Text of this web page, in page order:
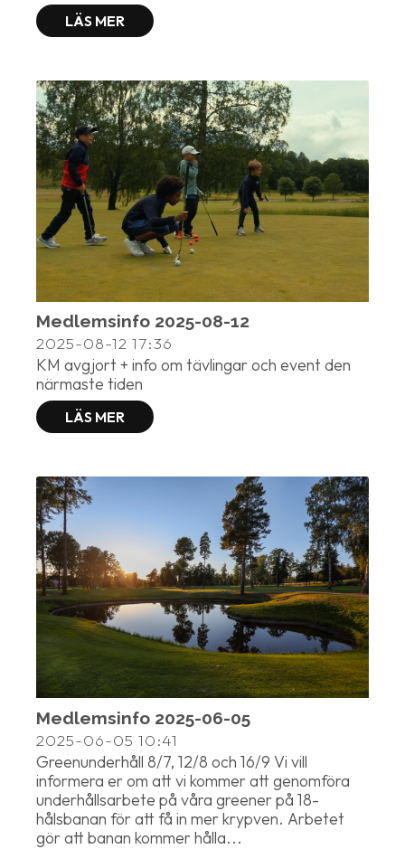
LÄS MER
Medlemsinfo 2025-08-12
2025-08-12 17:36
KM avgjort + info om tävlingar och event den
närmaste tiden
LÄS MER
Medlemsinfo 2025-06-05
2025-06-05 10:41
Greenunderhåll 8/7, 12/8 och 16/9 Vi vill
informera er om att vi kommer att genomföra
underhållsarbete på våra greener på 18-
hålsbanan för att få in mer krypven. Arbetet
gör att banan kommer hålla...